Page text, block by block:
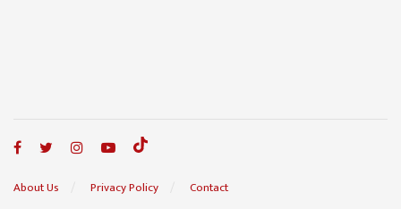
About Us Privacy Policy Contact